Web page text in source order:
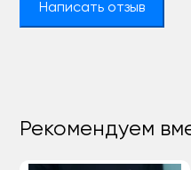
Написать отзыв
Рекомендуем